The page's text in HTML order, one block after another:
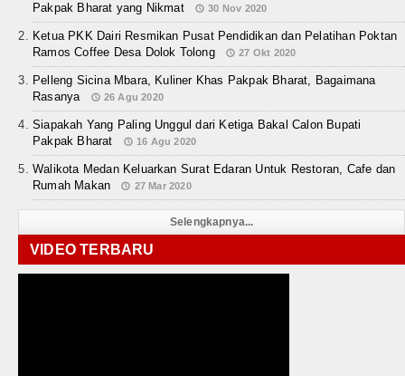
Pakpak Bharat yang Nikmat
30 Nov 2020
Ketua PKK Dairi Resmikan Pusat Pendidikan dan Pelatihan Poktan
Ramos Coffee Desa Dolok Tolong
27 Okt 2020
Pelleng Sicina Mbara, Kuliner Khas Pakpak Bharat, Bagaimana
Rasanya
26 Agu 2020
Siapakah Yang Paling Unggul dari Ketiga Bakal Calon Bupati
Pakpak Bharat
16 Agu 2020
Walikota Medan Keluarkan Surat Edaran Untuk Restoran, Cafe dan
Rumah Makan
27 Mar 2020
Selengkapnya...
VIDEO TERBARU